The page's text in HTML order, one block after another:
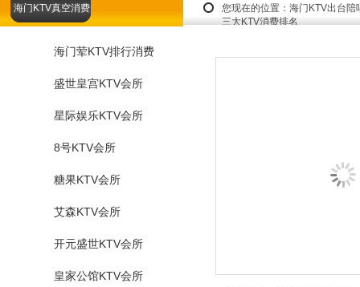
您现在的位置： 海门KTV出台陪
三大KTV消费排名
海门KTV真空消费
海门荤KTV排行消费
盛世皇宫KTV会所
星际娱乐KTV会所
8号KTV会所
糖果KTV会所
艾森KTV会所
开元盛世KTV会所
皇家公馆KTV会所